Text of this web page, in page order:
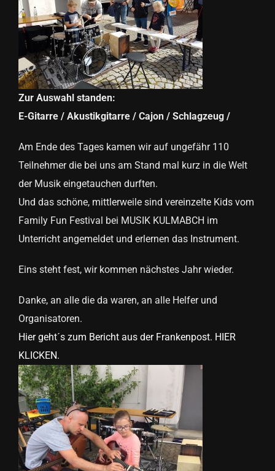
Zur Auswahl standen:
E-Gitarre / Akustikgitarre / Cajon / Schlagzeug /
Am Ende des Tages kamen wir auf ungefähr 110
Teilnehmer die bei uns am Stand mal kurz in die Welt
der Musik eingetauchen durften.
Und das schöne, mittlerweile sind vereinzelte Kids vom
Family Fun Festival bei MUSIK KULMABCH im
Unterricht angemeldet und erlernen das Instrument.
Eins steht fest, wir kommen nächstes Jahr wieder.
Danke, an alle die da waren, an alle Helfer und
Organisatoren.
Hier geht´s zum Bericht aus der Frankenpost. HIER
KLICKEN.